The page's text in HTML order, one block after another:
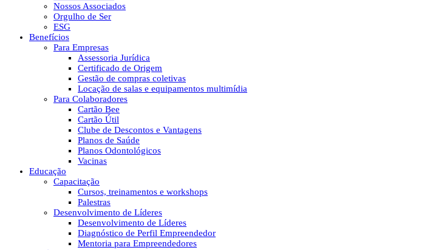
Nossos Associados
Orgulho de Ser
ESG
Benefícios
Para Empresas
Assessoria Jurídica
Certificado de Origem
Gestão de compras coletivas
Locação de salas e equipamentos multimídia
Para Colaboradores
Cartão Bee
Cartão Útil
Clube de Descontos e Vantagens
Planos de Saúde
Planos Odontológicos
Vacinas
Educação
Capacitação
Cursos, treinamentos e workshops
Palestras
Desenvolvimento de Líderes
Desenvolvimento de Líderes
Diagnóstico de Perfil Empreendedor
Mentoria para Empreendedores